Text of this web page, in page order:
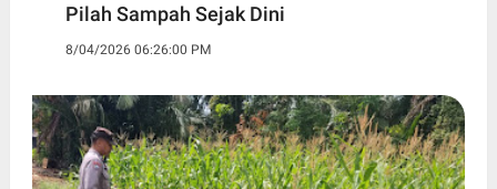
Pilah Sampah Sejak Dini
8/04/2026 06:26:00 PM